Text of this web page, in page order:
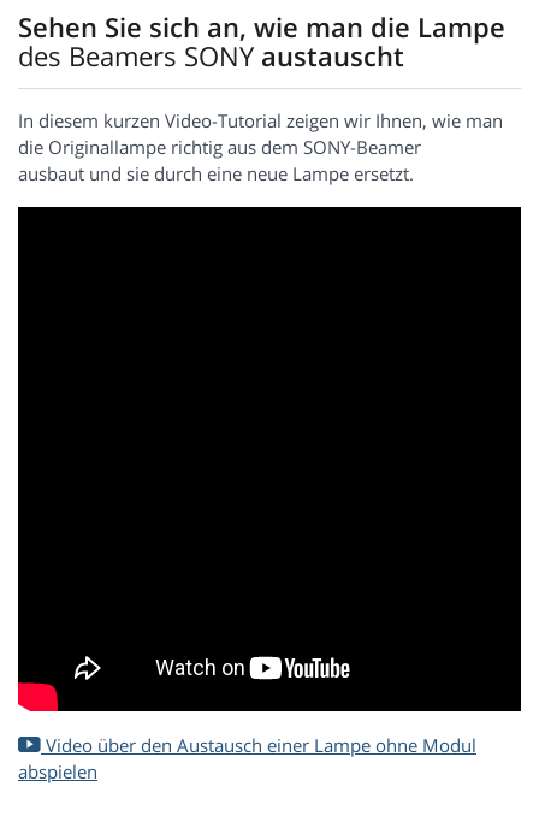
Sehen Sie sich an, wie man die Lampe
des Beamers SONY austauscht
In diesem kurzen Video-Tutorial zeigen wir Ihnen, wie man
die Originallampe richtig aus dem SONY-Beamer
ausbaut und sie durch eine neue Lampe ersetzt.
Video über den Austausch einer Lampe ohne Modul
abspielen